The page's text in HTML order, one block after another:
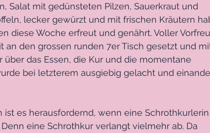
Salat mit gedünsteten Pilzen, Sauerkraut und
lecker gewürzt und mit frischen Kräutern
diese Woche erfreut und genährt. Voller
an den grossen runden 7er Tisch gesetzt und
das Essen, die Kur und die momentane
bei letzterem ausgiebig gelacht und
ist es herausfordernd, wenn eine Schrothkurlerin
eine Schrothkur verlangt vielmehr ab. Da